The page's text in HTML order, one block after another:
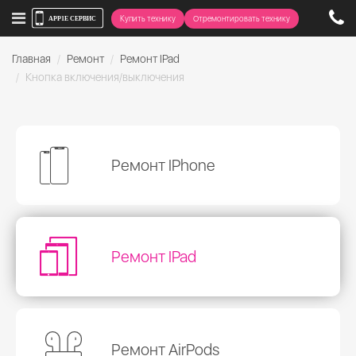
Купить технику Отремонтировать технику
Главная Ремонт
Ремонт IPad
Кнопка включения/выключения
Ремонт IPhone
Ремонт IPad
Ремонт AirPods